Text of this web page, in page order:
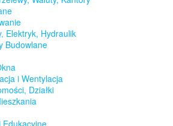
Elektryk, Hydraulik
Budowlane
i Wentylacja
Działki
Edukacyjne